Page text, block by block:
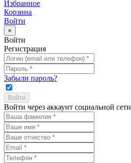
Избранное
Корзина
Войти
×
Войти
Регистрация
Забыли пароль?
Войти через аккаунт социальной сети